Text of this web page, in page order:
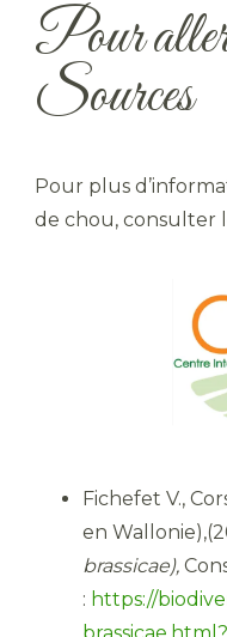
Pour
Sources
Pour plus
de chou, consulter
Fichefet V.,
en
brassicae),
: https://